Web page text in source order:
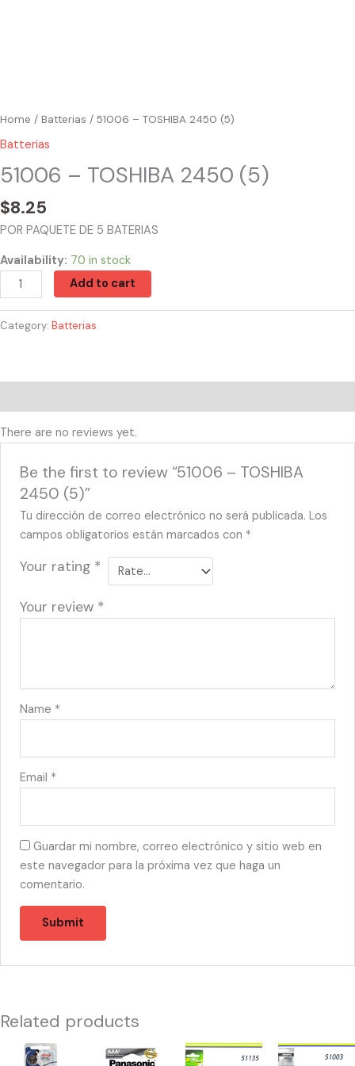
Home / Batterias / 51006 – TOSHIBA 2450 (5)
Batterias
51006 – TOSHIBA 2450 (5)
$8.25
POR PAQUETE DE 5 BATERIAS
Availability: 70 in stock
Add to cart
Category: Batterias
There are no reviews yet.
Be the first to review “51006 – TOSHIBA
2450 (5)”
Tu dirección de correo electrónico no será publicada. Los
campos obligatorios están marcados con *
Your rating *
Your review *
Name *
Email *
Guardar mi nombre, correo electrónico y sitio web en
este navegador para la próxima vez que haga un
comentario.
Related products
51012
10114
51135
51003